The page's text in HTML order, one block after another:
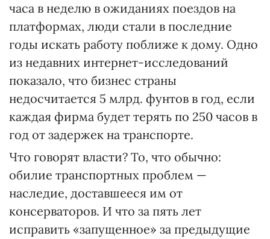
часа в неделю в ожиданиях поездов на
платформах, люди стали в последние
годы искать работу поближе к дому. Одно
из недавних интернет-исследований
показало, что бизнес страны
недосчитается 5 млрд. фунтов в год, если
каждая фирма будет терять по 250 часов в
год от задержек на транспорте.
Что говорят власти? То, что обычно:
обилие транспортных проблем —
наследие, доставшееся им от
консерваторов. И что за пять лет
исправить «запущенное» за предыдущие